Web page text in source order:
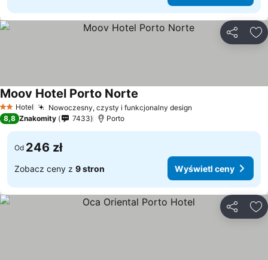
2 Kategoria
Hotel Nowoczesny, czysty i funkcjonalny design
Moov Hotel Porto Norte
8,8 Znakomity 7433 Porto
Od 246 zł
Zobacz ceny z 9 stron Wyświetl ceny